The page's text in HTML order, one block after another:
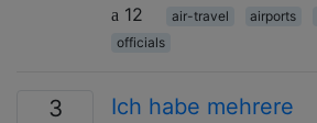
12
air-travel airports
officials
3
Ich habe mehrere